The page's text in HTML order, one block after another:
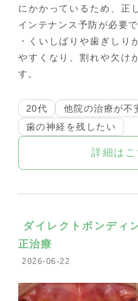
にかかっているため、正
インテナンス予防が必要で
・くいしばりや歯ぎしり
やすくなり、割れや欠け
す。
20代 他院の治療が不
歯の神経を残したい
詳細はこ
ダイレクトボンディ
正治療
2026-06-22